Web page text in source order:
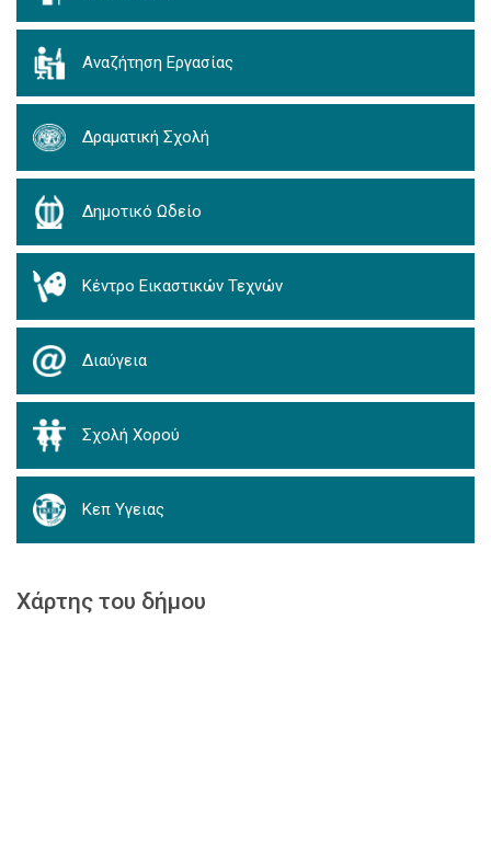
Αναζήτηση Εργασίας
Δραματική Σχολή
Δημοτικό Ωδείο
Κέντρο Εικαστικών Τεχνών
Διαύγεια
Σχολή Χορού
Κεπ Υγειας
Χάρτης του δήμου